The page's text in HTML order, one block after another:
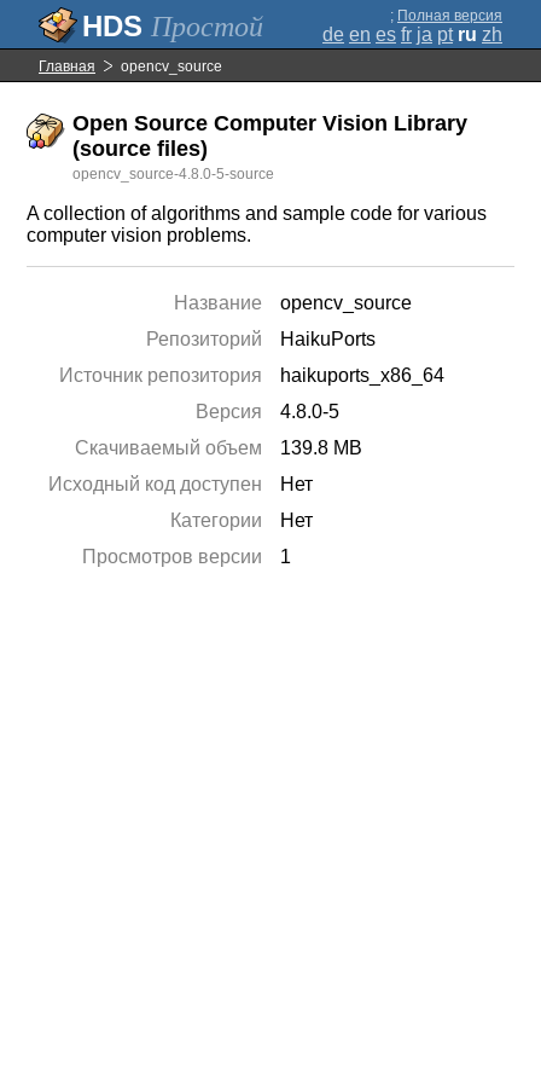
Простой ; Полная версия
de en es fr ja pt ru zh
Главная opencv_source
Open Source Computer Vision Library
(source files)
opencv_source-4.8.0-5-source
A collection of algorithms and sample code for various
computer vision problems.
Название
opencv_source
Репозиторий
HaikuPorts
Источник репозитория
haikuports_x86_64
Версия
4.8.0-5
Скачиваемый объем
139.8 MB
Исходный код доступен
Нет
Категории
Нет
Просмотров версии
1